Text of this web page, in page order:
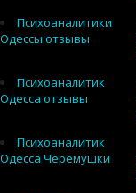
Психоаналитики
Одессы отзывы
Психоаналитик
Одесса отзывы
Психоаналитик
Одесса Черемушки